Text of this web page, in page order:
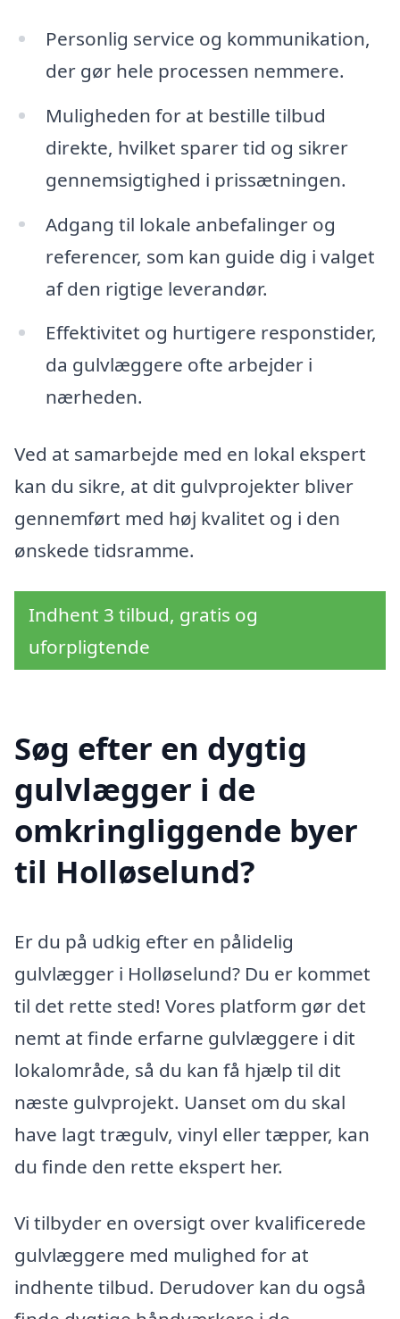
Personlig service og kommunikation,
der gør hele processen nemmere.
Muligheden for at bestille tilbud
direkte, hvilket sparer tid og sikrer
gennemsigtighed i prissætningen.
Adgang til lokale anbefalinger og
referencer, som kan guide dig i valget
af den rigtige leverandør.
Effektivitet og hurtigere responstider,
da gulvlæggere ofte arbejder i
nærheden.
Ved at samarbejde med en lokal ekspert
kan du sikre, at dit gulvprojekter bliver
gennemført med høj kvalitet og i den
ønskede tidsramme.
Indhent 3 tilbud, gratis og
uforpligtende
Søg efter en dygtig
gulvlægger i de
omkringliggende byer
til Holløselund?
Er du på udkig efter en pålidelig
gulvlægger i Holløselund? Du er kommet
til det rette sted! Vores platform gør det
nemt at finde erfarne gulvlæggere i dit
lokalområde, så du kan få hjælp til dit
næste gulvprojekt. Uanset om du skal
have lagt trægulv, vinyl eller tæpper, kan
du finde den rette ekspert her.
Vi tilbyder en oversigt over kvalificerede
gulvlæggere med mulighed for at
indhente tilbud. Derudover kan du også